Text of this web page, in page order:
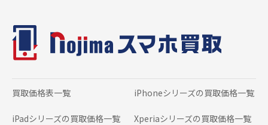
買取価格表一覧 iPhoneシリーズの 買取価格一覧
iPadシリーズの 買取価格一覧 Xperiaシリーズの 買取価格一覧